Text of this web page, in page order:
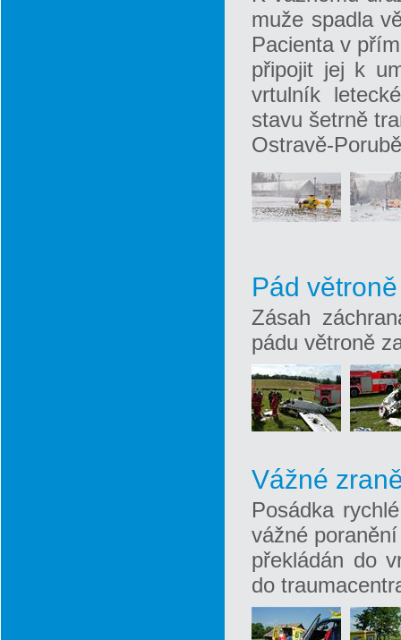
muže spadla
Pacienta v
připojit jej k
vrtulník
stavu šetrně
Ostravě-
Pád větroně
Zásah
pádu větroně
Vážné
Posádka
vážné
překládán do
do